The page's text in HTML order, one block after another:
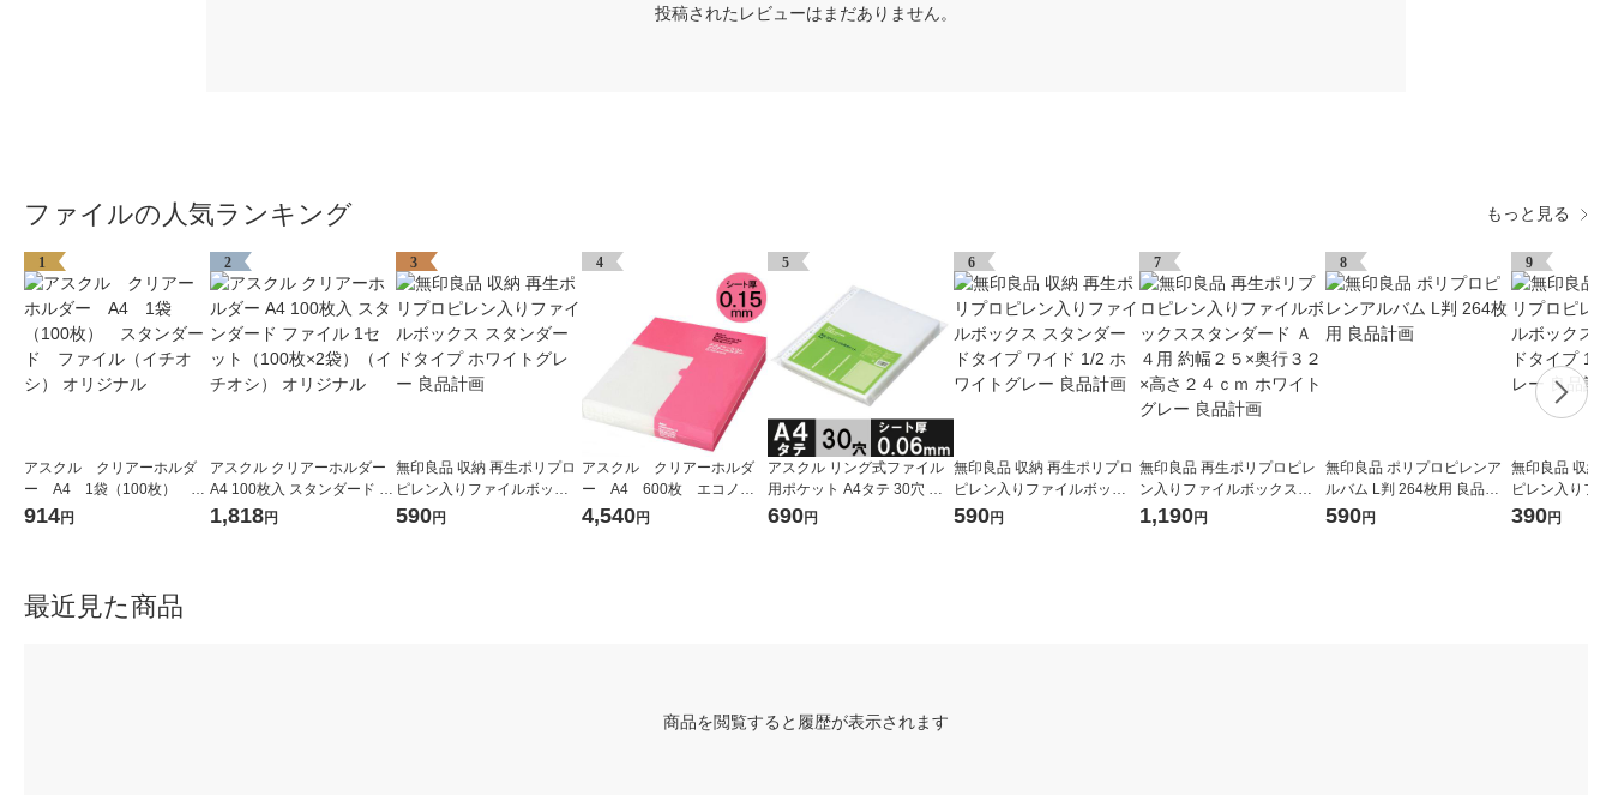
投稿されたレビューはまだありません。
ファイルの人気ランキング もっと見る
1
アスクル クリアーホルダ
ー A4 1袋（100枚） ス
タンダード ファイル（イ
914円
2
アスクル クリアーホルダー
A4 100枚入 スタンダード フ
ァイル 1セット（100枚×2
1,818円
3
無印良品 収納 再生ポリプロ
ピレン入りファイルボック
ス スタンダードタイプ ホワ
590円
4
アスクル クリアーホルダ
ー A4 600枚 エコノミ
ースリム ファイル オリジ
4,540円
5
アスクル リング式ファイル
用ポケット A4タテ 30穴 厚
さ0.06mm 1袋（100枚） オ
690円
6
無印良品 収納 再生ポリプロ
ピレン入りファイルボック
ス スタンダードタイプ ワイ
590円
7
無印良品 再生ポリプロピレ
ン入りファイルボックスス
タンダード Ａ４用 約幅２５
1,190円
8
無印良品 ポリプロピレンア
ルバム L判 264枚用 良品計
画
590円
9
無印良品 収納
ピレン入りフ
ス スタンダー
390円
最近見た商品
商品を閲覧すると履歴が表示されます